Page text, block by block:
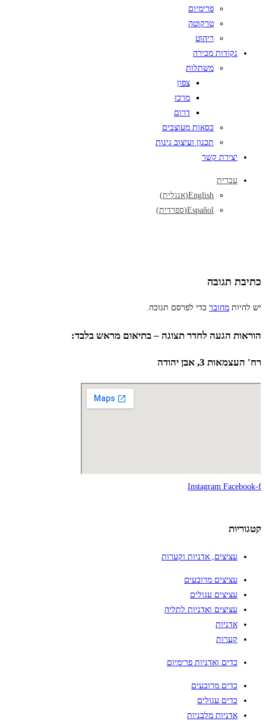
פרימיום
טרקוטה
ריהוט
נקודות מכירה
משתלות
צפון
מרכז
דרום
כסאות מעוצבים
תכנון ועיצוב גינות
יצירת קשר
עברית
English
(אנגלית)
Español
(ספרדית)
כתיבת תגובה
יש להיות מחובר כדי לפרסם תגובה.
הוראות הגעה לחדר תצוגה – בתיאום מראש בלבד:
רח' העצמאות 3, אבן יהודה
Instagram Facebook-f
קטגוריות
עציצים, אדניות וקערות
עציצים מרובעים
עציצים עגולים
עציצים ואדניות לתליה
אדניות
קערות
כדים ואדניות פרימיום
כדים מרובעים
כדים עגולים
אדניות מלבניות